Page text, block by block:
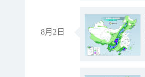
8月2日